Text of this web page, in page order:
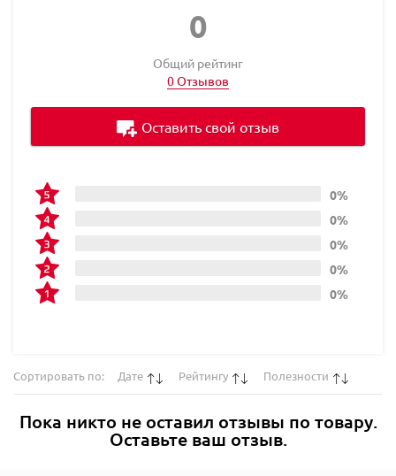
0
Общий рейтинг
0 Отзывов
0%
0%
0%
0%
0%
Оставить свой отзыв
Сортировать по: Дате Рейтингу Полезности
Пока никто не оставил отзывы по товару.
Оставьте ваш отзыв.